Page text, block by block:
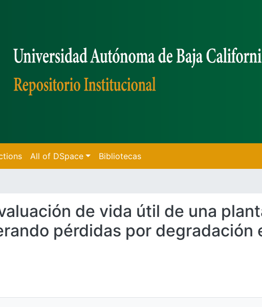
All of DSpace Bibliotecas
de vida útil de una
pérdidas por degradación